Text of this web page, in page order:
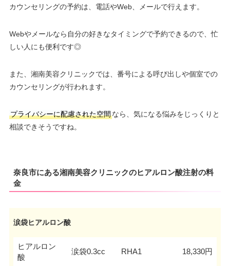
カウンセリングの予約は、電話やWeb、メールで行えます。
Webやメールなら自分の好きなタイミングで予約できるので、忙
しい人にも便利です◎
また、湘南美容クリニックでは、番号による呼び出しや個室での
カウンセリングが行われます。
プライバシーに配慮された空間なら、気になる悩みをじっくりと
相談できそうですね。
奈良市にある湘南美容クリニックのヒアルロン酸注射の料
金
涙袋ヒアルロン酸
ヒアルロン
酸
涙袋0.3cc RHA1 18,330円